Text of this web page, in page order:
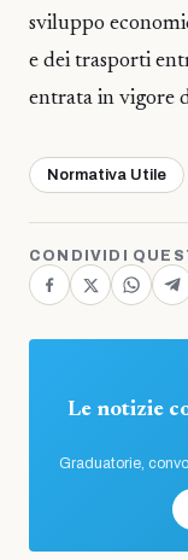
sviluppo
e dei trasporti
entrata in vigore
Normativa Utile
CONDIVIDI
Le notizie
Graduatorie,